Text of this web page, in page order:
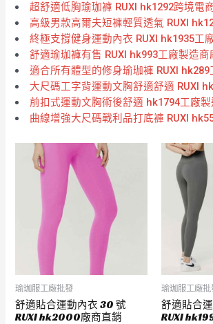
超舒適低胸瑜珈褲 RUXI hk1292跨境電
高級男款高爾夫短褲輕質透氣 RUXI
終極支撐健身運動內衣 RUXI hk1935工
舒適瑜珈褲有售 RUXI hk993工廠製造商
適合所有體型的修身瑜珈褲 RUXI hk289
大尺碼工字背運動文胸舒適舒適 RUXI
前扣式運動文胸術後舒適 hk1794工廠
曲線增強大尺碼戰利品打底褲 RUXI
瑜珈服工廠批發
舒適貼合運動內衣 30 號
RUXI hk2000廠商直銷
瑜珈服工廠批
舒適貼合
RUXI